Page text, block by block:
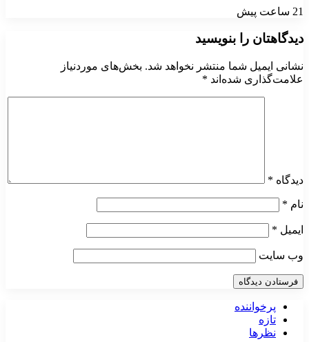
21 ساعت پیش
دیدگاهتان را بنویسید
نشانی ایمیل شما منتشر نخواهد شد. بخش‌های موردنیاز
علامت‌گذاری شده‌اند *
دیدگاه *
نام *
ایمیل *
وب‌ سایت
پرخواننده
تازه
نظرها